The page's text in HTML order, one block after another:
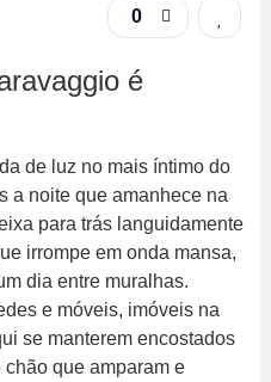
0
é
de luz no mais íntimo do
a noite que amanhece na
para trás languidamente
irrompe em onda mansa,
dia entre muralhas.
e móveis, imóveis na
se manterem encostados
que amparam e